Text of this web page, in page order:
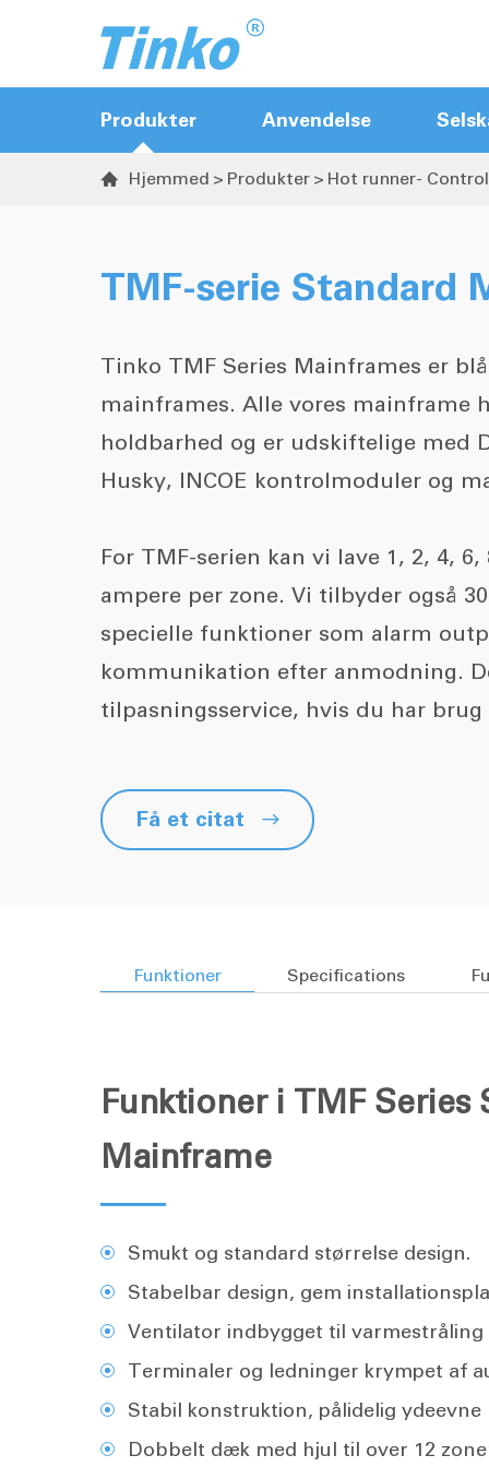
Produkter
Hot runner- ControllerName
portekontrolanordning
Anvendelse
 Hjemmed Produkter Hot runner-
TMF-serie Standard
Tinko TMF Series Mainframes er
mainframes. Alle vores mainframe
holdbarhed og er udskiftelige med
Husky, INCOE kontrolmoduler og
For TMF-serien kan vi lave 1, 2, 4,
ampere per zone. Vi tilbyder også
specielle funktioner som alarm
kommunikation efter anmodning.
tilpasningsservice, hvis du har
Få et citat 
Funktioner Specifications
Funktioner i TMF Series
Mainframe
Smukt og standard størrelse design.
Stabelbar design, gem
Ventilator indbygget til varmestråling
Terminaler og ledninger krympet af
Stabil konstruktion, pålidelig ydeevne
Dobbelt dæk med hjul til over 12